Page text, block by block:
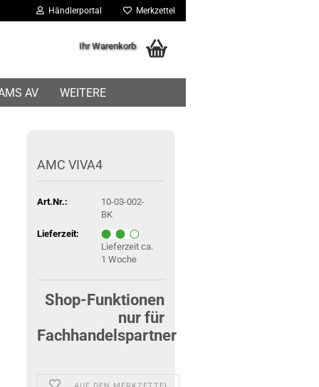
Händlerportal Merkzettel
Ihr Warenkorb
AV WEITERE
AMC VIVA4
Art.Nr.:
10-03-002-
BK
Lieferzeit:
Lieferzeit ca.
1 Woche
Shop-Funktionen
nur für
Fachhandelspartner